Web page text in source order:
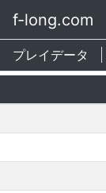
f-long.com
プレイデータ